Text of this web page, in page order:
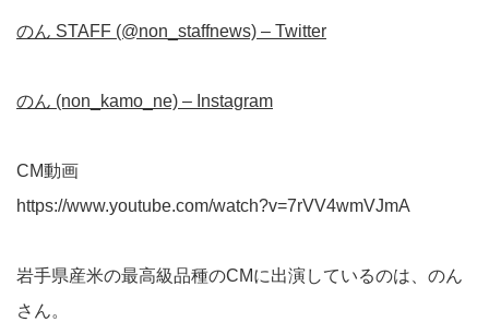
のん STAFF (@non_staffnews) – Twitter
のん (non_kamo_ne) – Instagram
CM動画
https://www.youtube.com/watch?v=7rVV4wmVJmA
岩手県産米の最高級品種のCMに出演しているのは、のん
さん。